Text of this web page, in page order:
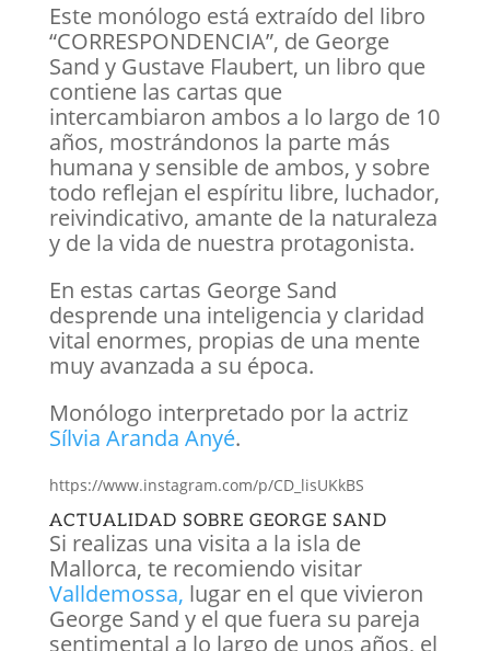
Este monólogo está extraído del libro
“CORRESPONDENCIA”, de George
Sand y Gustave Flaubert, un libro que
contiene las cartas que
intercambiaron ambos a lo largo de 10
años, mostrándonos la parte más
humana y sensible de ambos, y sobre
todo reflejan el espíritu libre, luchador,
reivindicativo, amante de la naturaleza
y de la vida de nuestra protagonista.
En estas cartas George Sand
desprende una inteligencia y claridad
vital enormes, propias de una mente
muy avanzada a su época.
Monólogo interpretado por la actriz
Sílvia Aranda Anyé.
https://www.instagram.com/p/CD_lisUKkBS
ACTUALIDAD SOBRE GEORGE SAND
Si realizas una visita a la isla de
Mallorca, te recomiendo visitar
Valldemossa, lugar en el que vivieron
George Sand y el que fuera su pareja
sentimental a lo largo de unos años, el